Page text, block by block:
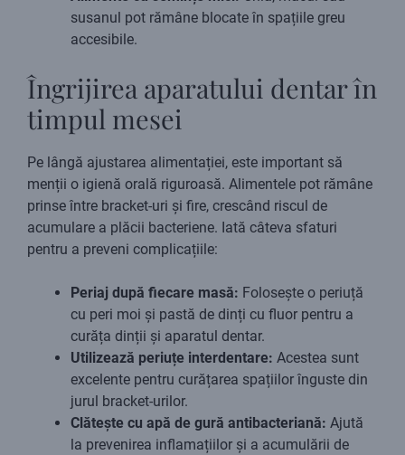
susanul pot rămâne blocate în spațiile greu
accesibile.
Îngrijirea aparatului dentar în
timpul mesei
Pe lângă ajustarea alimentației, este important să
menții o igienă orală riguroasă. Alimentele pot rămâne
prinse între bracket-uri și fire, crescând riscul de
acumulare a plăcii bacteriene. Iată câteva sfaturi
pentru a preveni complicațiile:
Periaj după fiecare masă: Folosește o periuță
cu peri moi și pastă de dinți cu fluor pentru a
curăța dinții și aparatul dentar.
Utilizează periuțe interdentare: Acestea sunt
excelente pentru curățarea spațiilor înguste din
jurul bracket-urilor.
Clătește cu apă de gură antibacteriană: Ajută
la prevenirea inflamațiilor și a acumulării de